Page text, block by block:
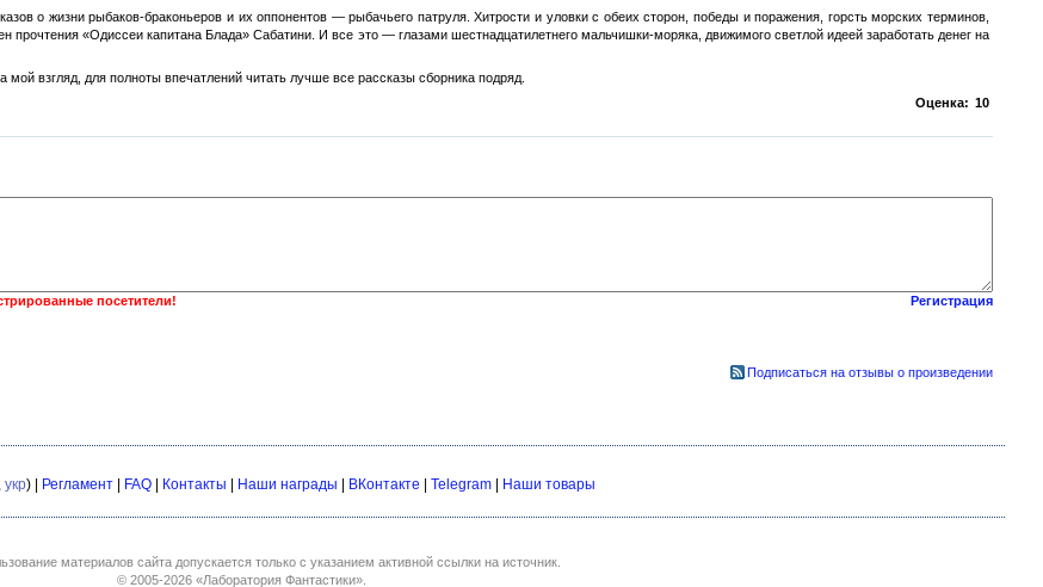
о жизни рыбаков-браконьеров и их оппонентов — рыбачьего патруля. Хитрости и уловки с обеих сторон, победы и поражения, горсть морских терминов,
«Одиссеи капитана Блада» Сабатини. И все это — глазами шестнадцатилетнего мальчишки-моряка, движимого светлой идеей заработать денег на
взгляд, для полноты впечатлений читать лучше все рассказы сборника подряд.
Оценка: 10
посетители! Регистрация
Подписаться на отзывы о произведении
укр) | Регламент | FAQ | Контакты | Наши награды | ВКонтакте | Telegram | Наши товары
материалов сайта допускается только с указанием активной ссылки на источник.
© 2005-2026 «Лаборатория Фантастики».